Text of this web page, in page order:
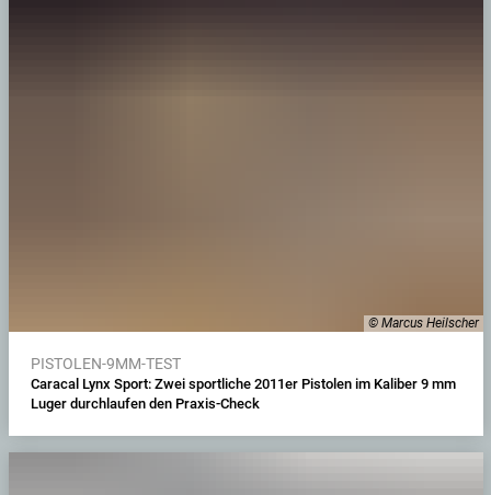
© Marcus Heilscher
PISTOLEN-9MM-TEST
Caracal Lynx Sport: Zwei sportliche 2011er Pistolen im Kaliber 9 mm
Luger durchlaufen den Praxis-Check